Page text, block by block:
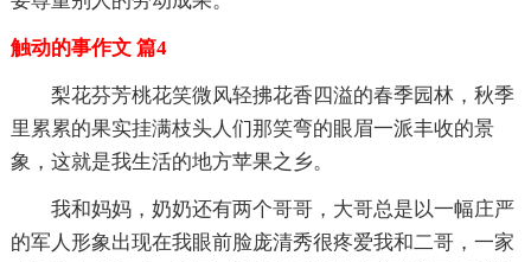
触动的事作文 篇4
梨花芬芳桃花笑微风轻拂花香四溢的春季园林，秋季
里累累的果实挂满枝头人们那笑弯的眼眉一派丰收的景
象，这就是我生活的地方苹果之乡。
我和妈妈，奶奶还有两个哥哥，大哥总是以一幅庄严
的军人形象出现在我眼前脸庞清秀很疼爱我和二哥，一家